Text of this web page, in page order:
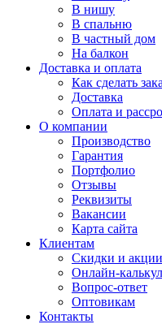
В нишу
В спальню
В частный дом
На балкон
Доставка и оплата
Как сделать
Доставка
Оплата и
О компании
Производство
Гарантия
Портфолио
Отзывы
Реквизиты
Вакансии
Карта сайта
Клиентам
Скидки и акции
Онлайн-
Вопрос-ответ
Оптовикам
Контакты